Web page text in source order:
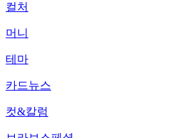
컬처
머니
테마
카드뉴스
컷&칼럼